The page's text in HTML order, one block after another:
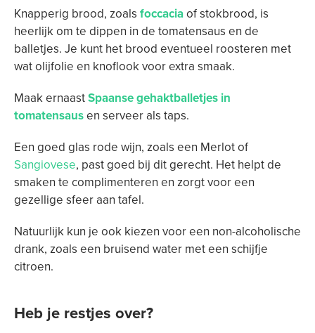
Knapperig brood, zoals foccaciaof stokbrood, is
heerlijk om te dippen in de tomatensaus en de
balletjes. Je kunt het brood eventueel roosteren met
wat olijfolie en knoflook voor extra smaak.
Maak ernaastSpaanse gehaktballetjes in
tomatensausen serveer als taps.
Een goed glas rode wijn, zoals een Merlot of
Sangiovese, past goed bij dit gerecht. Het helpt de
smaken te complimenteren en zorgt voor een
gezellige sfeer aan tafel.
Natuurlijk kun je ook kiezen voor een non-alcoholische
drank, zoals een bruisend water met een schijfje
citroen.
Heb je restjes over?